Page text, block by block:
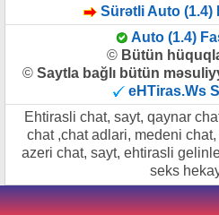
Sürətli Auto (1.4)
Auto (1.4)
© Bütün
© Saytla bağlı bütün
eHTiras.Ws
Ehtirasli chat, sayt, qaynar
chat ,chat adlari, medeni
azeri chat, sayt, ehtirasli
seks